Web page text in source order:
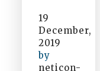
19
December,
2019
by
neticon-